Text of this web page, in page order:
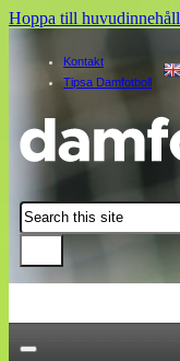
Hoppa till huvudinnehåll
Kontakt
Tipsa Damfotboll
Sök